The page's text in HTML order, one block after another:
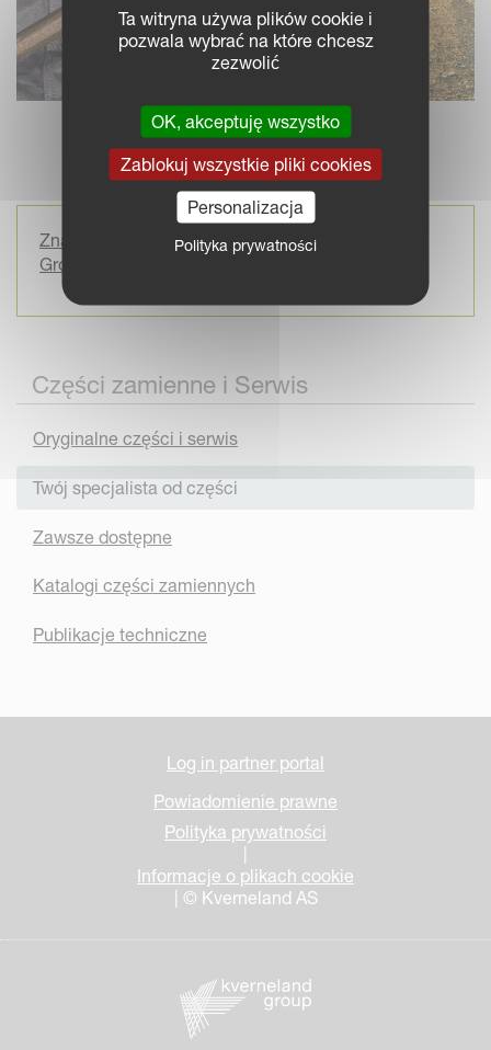
Znajdź Twojego najbliższego dealera Kverneland
Group
Części zamienne i Serwis
Oryginalne części i serwis
Twój specjalista od części
Zawsze dostępne
Katalogi części zamiennych
Publikacje techniczne
Log in partner portal
Powiadomienie prawne
Polityka prywatności
|
Informacje o plikach cookie
| © Kverneland AS
Ta witryna używa plików cookie i
pozwala wybrać na które chcesz
zezwolić
OK, akceptuję wszystko
Zablokuj wszystkie pliki cookies
Personalizacja
Polityka prywatności